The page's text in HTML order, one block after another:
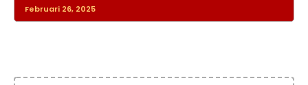
Februari 26, 2025